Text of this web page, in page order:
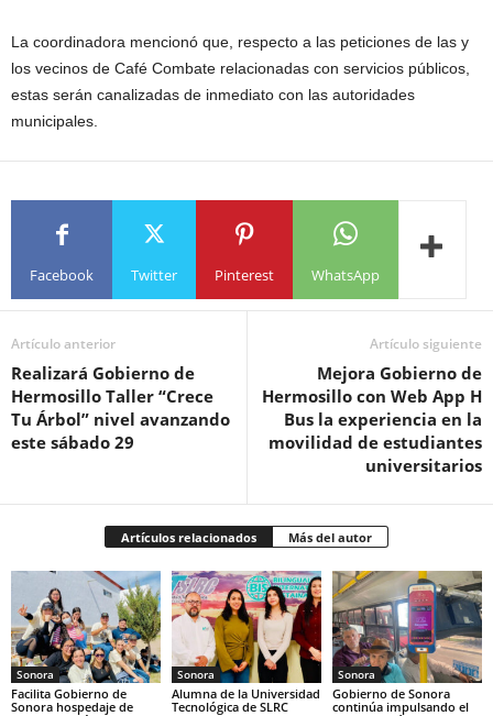
La coordinadora mencionó que, respecto a las peticiones de las y
los vecinos de Café Combate relacionadas con servicios públicos,
estas serán canalizadas de inmediato con las autoridades
municipales.
Facebook Twitter Pinterest WhatsApp
Artículo anterior
Realizará Gobierno de
Hermosillo Taller “Crece
Tu Árbol” nivel avanzando
este sábado 29
Artículo siguiente
Mejora Gobierno de
Hermosillo con Web App H
Bus la experiencia en la
movilidad de estudiantes
universitarios
Artículos relacionados Más del autor
Sonora
Facilita Gobierno de
Sonora hospedaje de
Sonora
Alumna de la Universidad
Tecnológica de SLRC
Sonora
Gobierno de Sonora
continúa impulsando el